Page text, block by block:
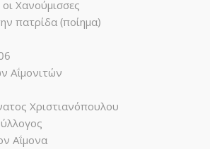
Χανούμισσες
πατρίδα (ποίημα)
Αΐμονιτών
Χριστιανόπουλου
Αΐμονα